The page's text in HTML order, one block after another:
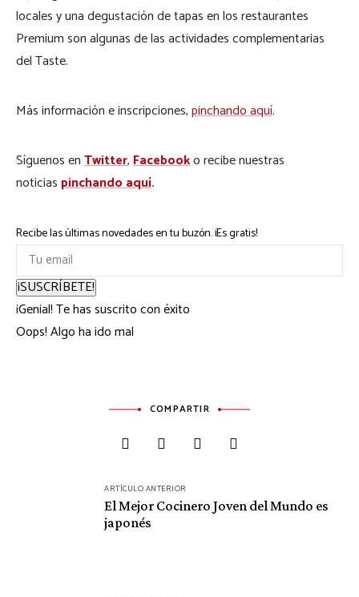
locales y una degustación de tapas en los restaurantes
Premium son algunas de las actividades complementarias
del Taste.
Más información e inscripciones,pinchando aquí.
Síguenos enTwitter,Facebooko recibe nuestras
noticias pinchando aquí.
Recibe las últimas novedades en tu buzón. ¡Es gratis!
¡SUSCRÍBETE!
¡Genial! Te has suscrito con éxito
Oops! Algo ha ido mal
COMPARTIR
ARTÍCULO ANTERIOR
El Mejor Cocinero Joven del Mundo es
japonés